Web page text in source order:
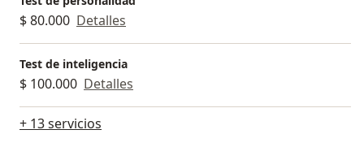
$ 80.000 Detalles
Test de inteligencia
$ 100.000 Detalles
+ 13 servicios